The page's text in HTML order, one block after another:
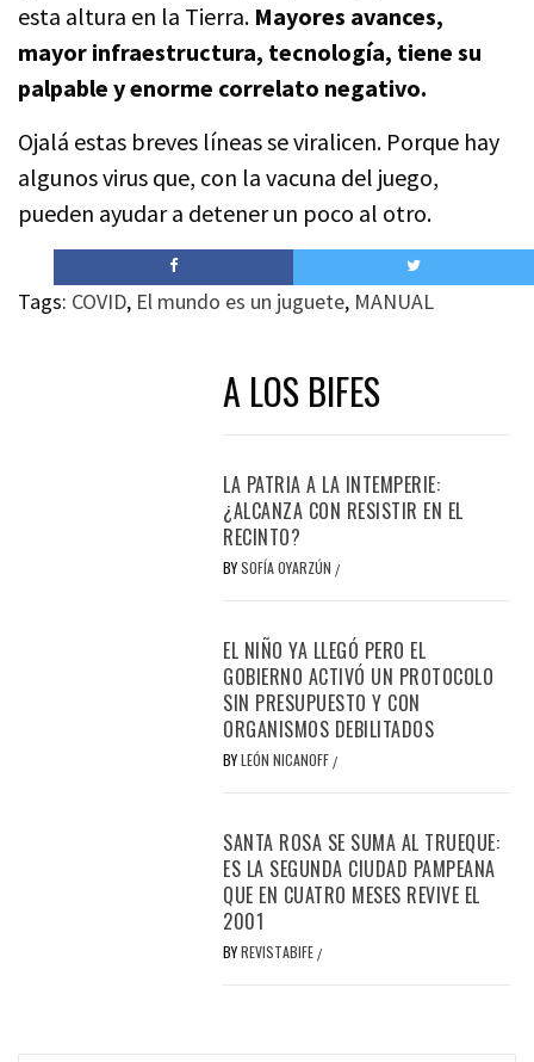
esta altura en la Tierra. Mayores avances,
mayor infraestructura, tecnología, tiene su
palpable y enorme correlato negativo.
Ojalá estas breves líneas se viralicen. Porque hay
algunos virus que, con la vacuna del juego,
pueden ayudar a detener un poco al otro.
Tags: COVID, El mundo es un juguete, MANUAL
A LOS BIFES
LA PATRIA A LA INTEMPERIE:
¿ALCANZA CON RESISTIR EN EL
RECINTO?
BYSOFÍA OYARZÚN /
EL NIÑO YA LLEGÓ PERO EL
GOBIERNO ACTIVÓ UN PROTOCOLO
SIN PRESUPUESTO Y CON
ORGANISMOS DEBILITADOS
BYLEÓN NICANOFF /
SANTA ROSA SE SUMA AL TRUEQUE:
ES LA SEGUNDA CIUDAD PAMPEANA
QUE EN CUATRO MESES REVIVE EL
2001
BYREVISTABIFE /